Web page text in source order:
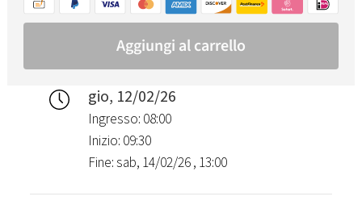
gio, 12/02/26
Ingresso: 08:00
Inizio: 09:30
Fine: sab, 14/02/26 , 13:00